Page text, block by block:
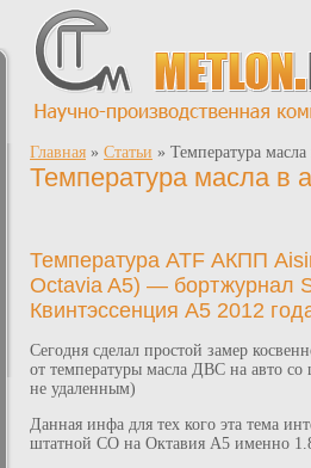
Главная » Статьи » Температура
Температура масла в
Температура ATF АКПП
Octavia A5) — бортжурнал
Квинтэссенция A5 2012
Сегодня сделал простой замер
от температуры масла ДВС на авто
не удаленным)
Данная инфа для тех кого эта тема
штатной СО на Октавия А5 именно